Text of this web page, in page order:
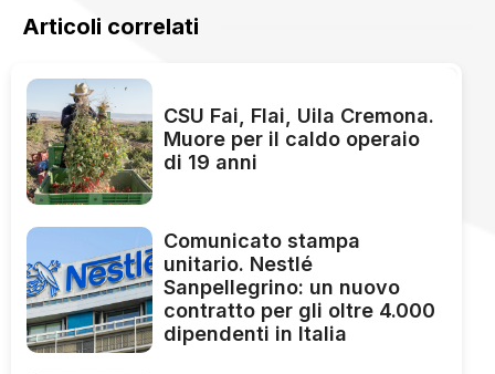
Articoli correlati
CSU Fai, Flai, Uila Cremona.
Muore per il caldo operaio
di 19 anni
Comunicato stampa
unitario. Nestlé
Sanpellegrino: un nuovo
contratto per gli oltre 4.000
dipendenti in Italia